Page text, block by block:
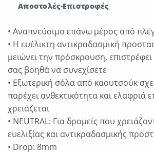
Αποστολές-Επιστροφές
• Αναπνεύσιμο επάνω μέρος από
• Η ευέλικτη αντικραδασμική
μειώνει την πρόσκρουση, επιστρέφει
σας βοηθά να συνεχίσετε
• Εξωτερική σόλα από καουτσούκ
παρέχει ανθεκτικότητα και
χρειάζεται
• NEUTRAL: Για δρομείς που
ευελιξίας και αντικραδασμικής
• Drop: 8mm